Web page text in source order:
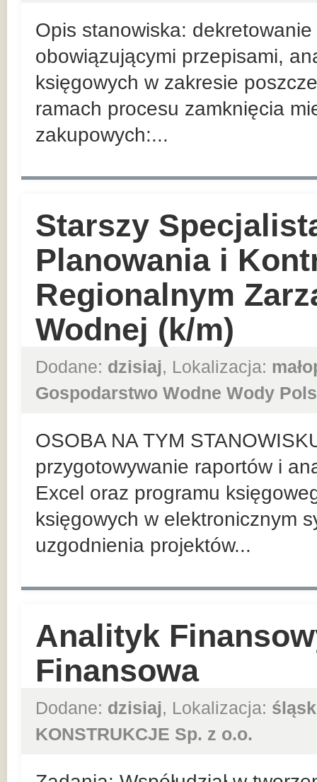
Opis stanowiska:
obowiązującymi przepisami,
księgowych w zakresie
ramach procesu zamknięcia
zakupowych:...
Starszy
Planowania i
Regionalnym
Wodnej (k/m)
Dodane: dzisiaj, Lokalizacja:
Gospodarstwo Wodne Wody
OSOBA NA TYM
przygotowywanie raportów i
Excel oraz programu
księgowych w elektronicznym
uzgodnienia projektów...
Analityk
Finansowa
Dodane: dzisiaj, Lokalizacja:
KONSTRUKCJE Sp. z o.o.